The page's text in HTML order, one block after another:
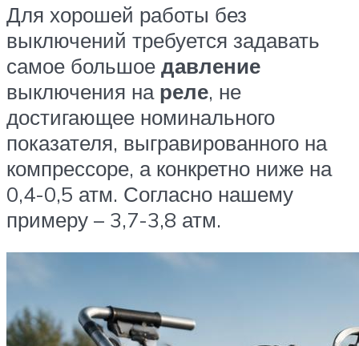
Для хорошей работы без
выключений требуется задавать
самое большое давление
выключения на реле, не
достигающее номинального
показателя, выгравированного на
компрессоре, а конкретно ниже на
0,4-0,5 атм. Согласно нашему
примеру – 3,7-3,8 атм.